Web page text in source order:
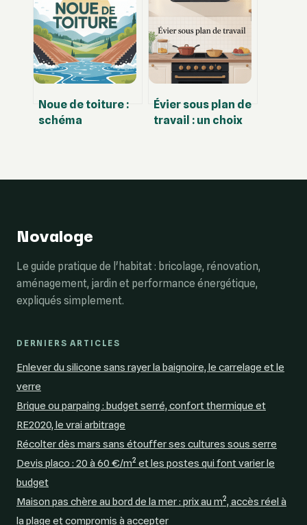
toitures sans les
abîmer
simples et erreurs
à éviter
Noue de toiture :
schéma
Évier sous plan de
travail : un choix
Novaloge
Le guide pratique de l'habitat : bricolage, rénovation,
aménagement, jardin et performance énergétique,
expliqués simplement.
DERNIERS ARTICLES
Enlever du silicone sans rayer la baignoire, le carrelage et le
verre
Brique ou parpaing : budget serré, confort thermique et
RE2020, le vrai arbitrage
Récolter dès mars sans étouffer ses cultures sous serre
Devis placo : 20 à 60 €/m² et les postes qui font varier le
budget
Maison pas chère au bord de la mer : prix au m², accès réel à
la plage et compromis à accepter